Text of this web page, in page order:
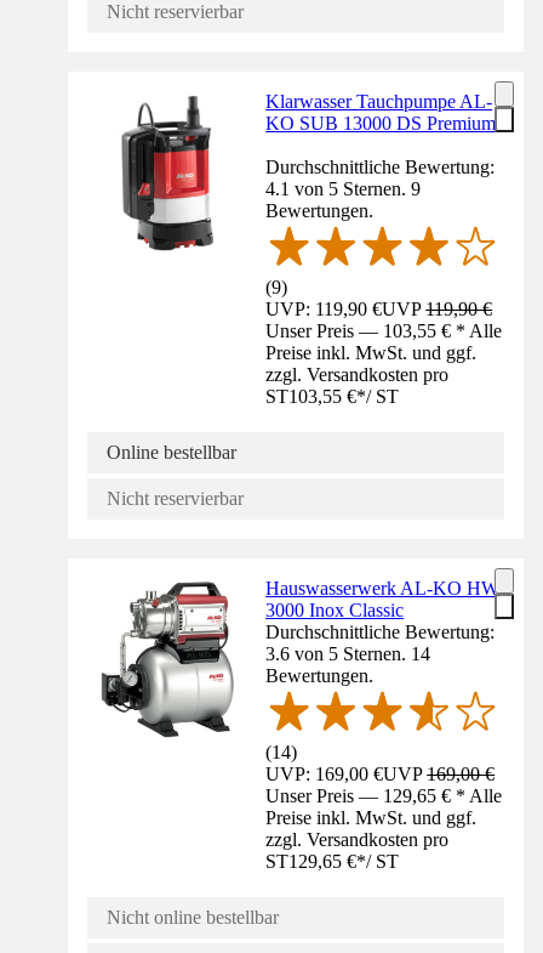
Nicht reservierbar
Klarwasser Tauchpumpe AL-
KO SUB 13000 DS Premium
Durchschnittliche Bewertung:
4.1 von 5 Sternen. 9
Bewertungen.
(9)
UVP: 119,90 €UVP119,90 €
Unser Preis — 103,55 € * Alle
Preise inkl. MwSt. und ggf.
zzgl. Versandkosten pro
ST103,55 €*/ ST
Online bestellbar
Nicht reservierbar
Hauswasserwerk AL-KO HW
3000 Inox Classic
Durchschnittliche Bewertung:
3.6 von 5 Sternen. 14
Bewertungen.
(14)
UVP: 169,00 €UVP169,00 €
Unser Preis — 129,65 € * Alle
Preise inkl. MwSt. und ggf.
zzgl. Versandkosten pro
ST129,65 €*/ ST
Nicht online bestellbar